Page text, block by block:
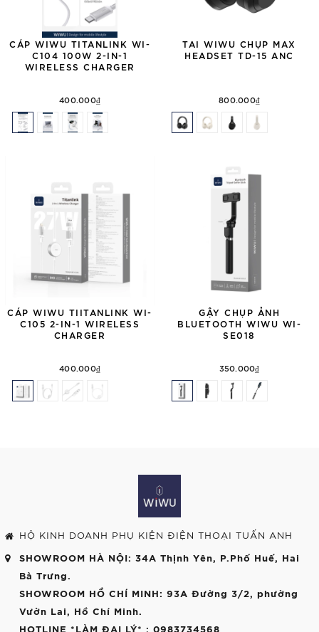
CÁP WIWU TITANLINK WI-
C104 100W 2-IN-1
WIRELESS CHARGER
400.000₫
TAI WIWU CHỤP MAX
HEADSET TD-15 ANC
800.000₫
CÁP WIWU TIITANLINK WI-
C105 2-IN-1 WIRELESS
CHARGER
400.000₫
GẬY CHỤP ẢNH
BLUETOOTH WIWU WI-
SE018
350.000₫
HỘ KINH DOANH PHỤ KIỆN ĐIỆN THOẠI TUẤN ANH
SHOWROOM HÀ NỘI: 34A Thịnh Yên, P.Phố Huế, Hai
Bà Trưng.
SHOWROOM HỒ CHÍ MINH: 93A Đường 3/2, phường
Vườn Lai, Hồ Chí Minh.
HOTLINE *LÀM ĐẠI LÝ* : 0983734568